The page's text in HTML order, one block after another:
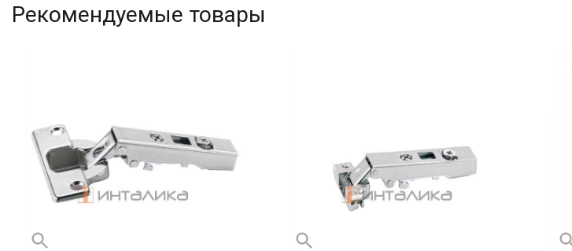
Рекомендуемые товары